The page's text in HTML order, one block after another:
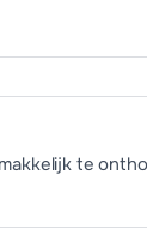
te